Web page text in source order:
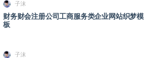
子沫
财务财会注册公司工商服务类企业网站织梦模
板
子沫